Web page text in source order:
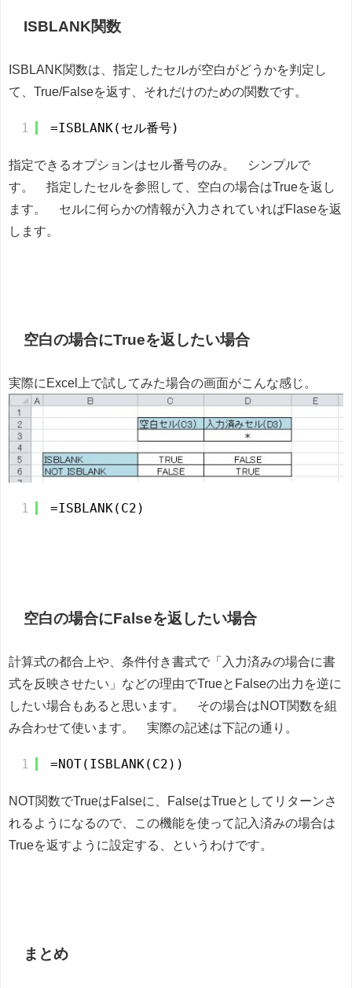
ISBLANK関数
ISBLANK関数は、指定したセルが空白がどうかを判定し
て、True/Falseを返す、それだけのための関数です。
1 =ISBLANK(セル番号)
指定できるオプションはセル番号のみ。 シンプルで
す。 指定したセルを参照して、空白の場合はTrueを返し
ます。 セルに何らかの情報が入力されていればFlaseを返
します。
空白の場合にTrueを返したい場合
実際にExcel上で試してみた場合の画面がこんな感じ。
1 =ISBLANK(C2)
空白の場合にFalseを返したい場合
計算式の都合上や、条件付き書式で「入力済みの場合に書
式を反映させたい」などの理由でTrueとFalseの出力を逆に
したい場合もあると思います。 その場合はNOT関数を組
み合わせて使います。 実際の記述は下記の通り。
1 =NOT(ISBLANK(C2))
NOT関数でTrueはFalseに、FalseはTrueとしてリターンさ
れるようになるので、この機能を使って記入済みの場合は
Trueを返すように設定する、というわけです。
まとめ